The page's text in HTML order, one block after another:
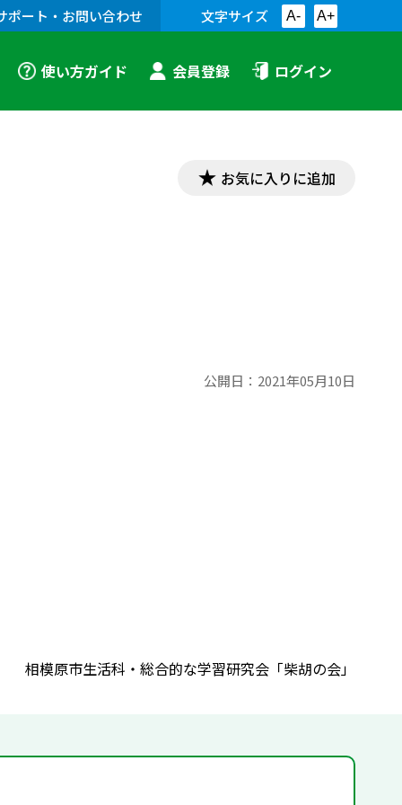
ポート・お問い合わせ 文字サイズ A- A+
使い方ガイド 会員登録 ログイン
お気に入りに追加
公開日： 2021年05月10日
相模原市生活科・総合的な学習研究会「柴胡の会」